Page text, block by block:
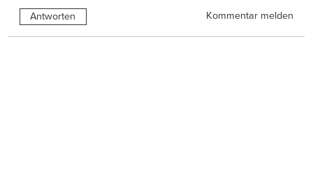
Antworten Kommentar melden